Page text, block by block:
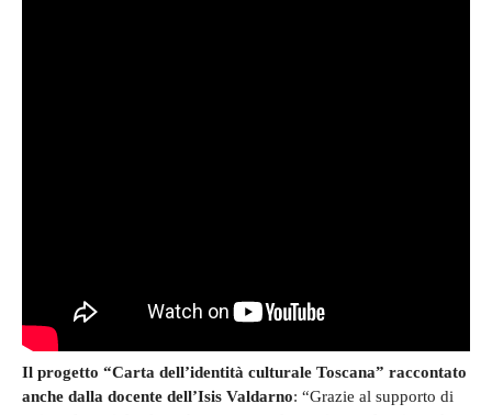
Il progetto “Carta dell’identità culturale Toscana” raccontato
anche dalla docente dell’Isis Valdarno: “Grazie al supporto di